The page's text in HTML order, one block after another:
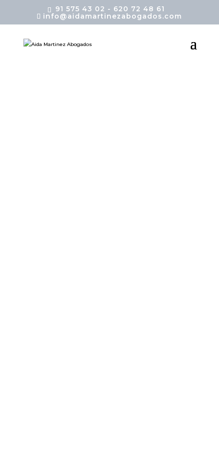
91 575 43 02 - 620 72 48 61
info@aidamartinezabogados.com